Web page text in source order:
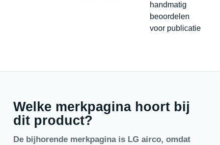
handmatig
beoordelen
voor publicatie
Welke merkpagina hoort bij
dit product?
De bijhorende merkpagina is LG airco, omdat